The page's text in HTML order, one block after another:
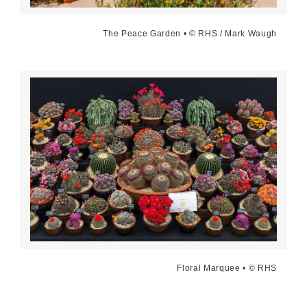
The Peace Garden • © RHS / Mark Waugh
Floral Marquee • © RHS